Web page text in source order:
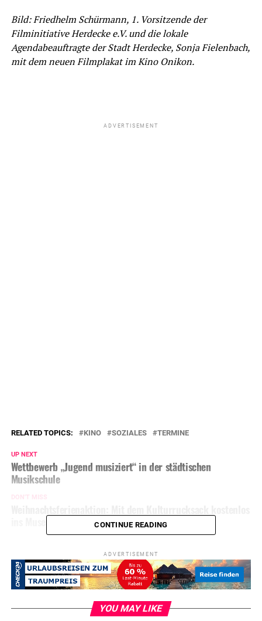
Bild: Friedhelm Schürmann, 1. Vorsitzende der
Filminitiative Herdecke e.V. und die lokale
Agendabeauftragte der Stadt Herdecke, Sonja Fielenbach,
mit dem neuen Filmplakat im Kino Onikon.
ADVERTISEMENT
RELATED TOPICS: KINO SOZIALES TERMINE
UP NEXT
Wettbewerb „Jugend musiziert“ in der städtischen
Musikschule
DON'T MISS
ins Museum
CONTINUE READING
ADVERTISEMENT
YOU MAY LIKE